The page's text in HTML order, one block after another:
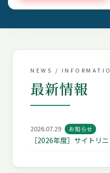
NEWS /
最新情報
2026.07.29 お知らせ
［2026年度］サイトリ